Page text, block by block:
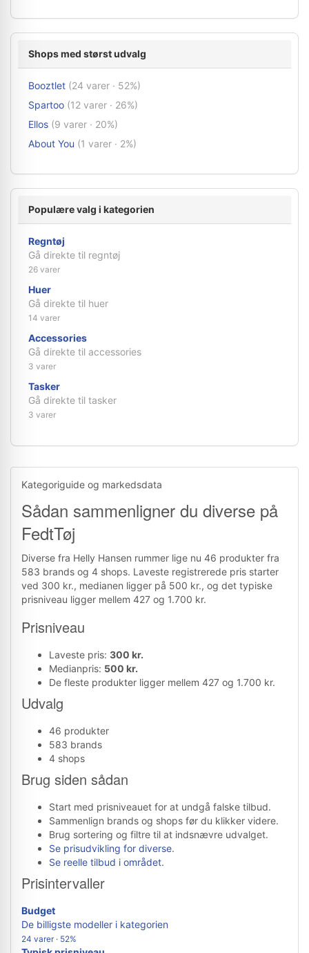
Shops med størst udvalg
Booztlet (24 varer · 52%)
Spartoo (12 varer · 26%)
Ellos (9 varer · 20%)
About You (1 varer · 2%)
Populære valg i kategorien
Regntøj
Gå direkte til regntøj
26 varer
Huer
Gå direkte til huer
14 varer
Accessories
Gå direkte til accessories
3 varer
Tasker
Gå direkte til tasker
3 varer
Kategoriguide og markedsdata
Sådan sammenligner du diverse på
FedtTøj
Diverse fra Helly Hansen rummer lige nu 46 produkter fra
583 brands og 4 shops. Laveste registrerede pris starter
ved 300 kr., medianen ligger på 500 kr., og det typiske
prisniveau ligger mellem 427 og 1.700 kr.
Prisniveau
Laveste pris: 300 kr.
Medianpris: 500 kr.
De fleste produkter ligger mellem 427 og 1.700 kr.
Udvalg
46 produkter
583 brands
4 shops
Brug siden sådan
Start med prisniveauet for at undgå falske tilbud.
Sammenlign brands og shops før du klikker videre.
Brug sortering og filtre til at indsnævre udvalget.
Se prisudvikling for diverse.
Se reelle tilbud i området.
Prisintervaller
Budget
De billigste modeller i kategorien
24 varer · 52%